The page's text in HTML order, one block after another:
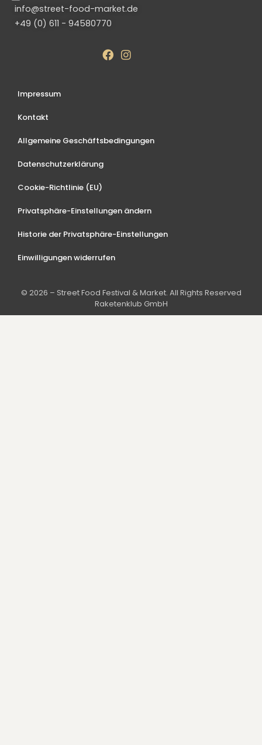
info@street-food-market.de
+49 (0) 611 - 94580770
Impressum
Kontakt
Allgemeine Geschäftsbedingungen
Datenschutzerklärung
Cookie-Richtlinie (EU)
Privatsphäre-Einstellungen ändern
Historie der Privatsphäre-Einstellungen
Einwilligungen widerrufen
© 2026 – Street Food Festival & Market. All Rights Reserved
Raketenklub GmbH